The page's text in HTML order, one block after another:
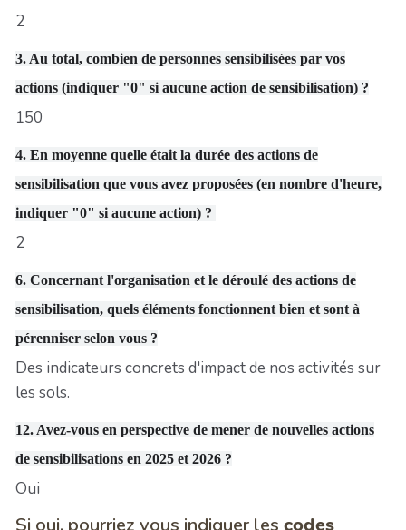
2
3. Au total, combien de personnes sensibilisées par vos
actions (indiquer "0" si aucune action de sensibilisation) ?
150
4. En moyenne quelle était la durée des actions de
sensibilisation que vous avez proposées (en nombre d'heure,
indiquer "0" si aucune action) ?
2
6. Concernant l'organisation et le déroulé des actions de
sensibilisation, quels éléments fonctionnent bien et sont à
pérenniser selon vous ?
Des indicateurs concrets d'impact de nos activités sur
les sols.
12. Avez-vous en perspective de mener de nouvelles actions
de sensibilisations en 2025 et 2026 ?
Oui
Si oui, pourriez vous indiquer les codes